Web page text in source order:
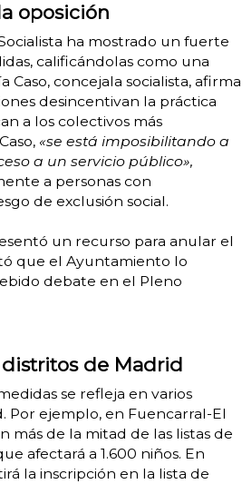
oposición
ha mostrado un fuerte
calificándolas como una
Caso, concejala socialista, afirma
desincentivan la práctica
a los colectivos más
«se está imposibilitando a
a un servicio público»,
a personas con
de exclusión social.
un recurso para anular el
que el Ayuntamiento lo
debate en el Pleno
de Madrid
se refleja en varios
Por ejemplo, en Fuencarral-El
más de la mitad de las listas de
afectará a 1.600 niños. En
la inscripción en la lista de